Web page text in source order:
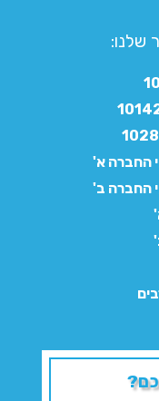
שלנו:​
החברה א'
החברה ב'